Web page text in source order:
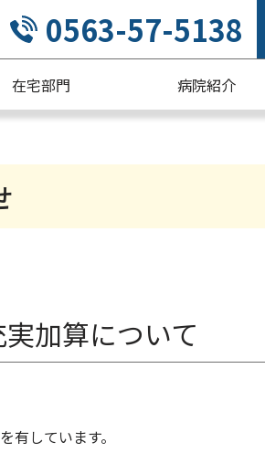
0563-57-5138
在宅部門 病院紹介
加算について
しています。